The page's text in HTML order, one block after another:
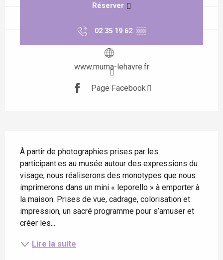
Réserver
02 35 19 62 ▒▒
www.muma-lehavre.fr
Page Facebook
À partir de photographies prises par les
participant.es au musée autour des expressions du
visage, nous réaliserons des monotypes que nous
imprimerons dans un mini « leporello » à emporter à
la maison. Prises de vue, cadrage, colorisation et
impression, un sacré programme pour s’amuser et
créer les...
Lire la suite